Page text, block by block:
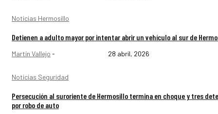
Noticias Hermosillo
Detienen a adulto mayor por intentar abrir un vehículo al sur de
Martín Vallejo - 28 abril, 2026
Noticias Seguridad
Persecución al suroriente de Hermosillo termina en choque y tres
por robo de auto